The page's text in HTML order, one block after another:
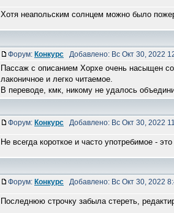
Хотя неапольским солнцем можно было
Форум: Конкурс Добавлено: Вс Окт 30, 2022
Пассаж с описанием Хорхе очень насыщен
лаконичное и легко читаемое.
В переводе, кмк, никому не удалось
Форум: Конкурс Добавлено: Вс Окт 30, 2022
Не всегда короткое и часто употребимое -
Форум: Конкурс Добавлено: Вс Окт 30, 2022
Последнюю строчку забыла стереть,